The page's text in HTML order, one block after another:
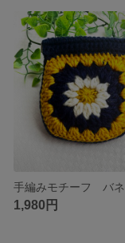
1,980円